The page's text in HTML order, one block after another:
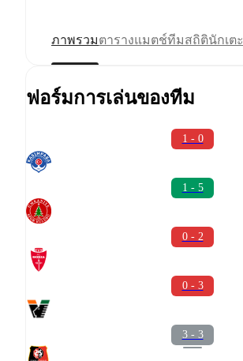
ภาพรวมตารางแมตช์ทีมสถิตินักเตะ
ฟอร์มการเล่นของทีม
1 - 0
1 - 5
0 - 2
0 - 3
3 - 3